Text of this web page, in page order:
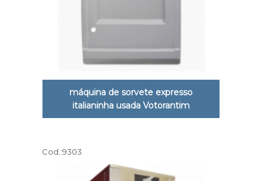
máquina de sorvete expresso
italianinha usada Votorantim
Cod.:9303